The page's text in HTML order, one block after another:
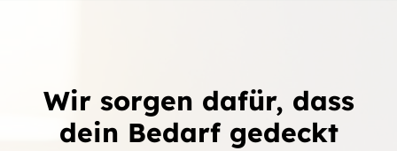
Wir sorgen dafür, dass
dein Bedarf gedeckt